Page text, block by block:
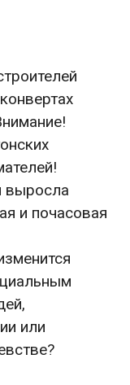
выросла
и почасовая
или